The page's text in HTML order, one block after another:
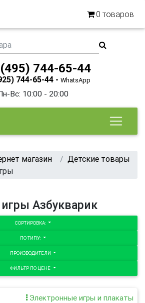
0 товаров
744-65-44
744-65-44 - WhatsApp
Вс: 10:00 - 20:00
магазин
Детские товары
Азбукварик
СОРТИРОВКА:
ПО ТИПУ:
ПРОИЗВОДИТЕЛИ
ФИЛЬТР ПО ЦЕНЕ
Электронные игры и плакаты